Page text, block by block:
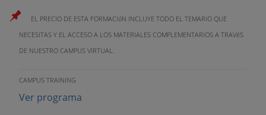
EL PRECIO DE ESTA FORMACIóN INCLUYE TODO EL TEMARIO QUE
NECESITAS Y EL ACCESO A LOS MATERIALES COMPLEMENTARIOS A TRAVéS
DE NUESTRO CAMPUS VIRTUAL.
CAMPUS TRAINING
Ver programa